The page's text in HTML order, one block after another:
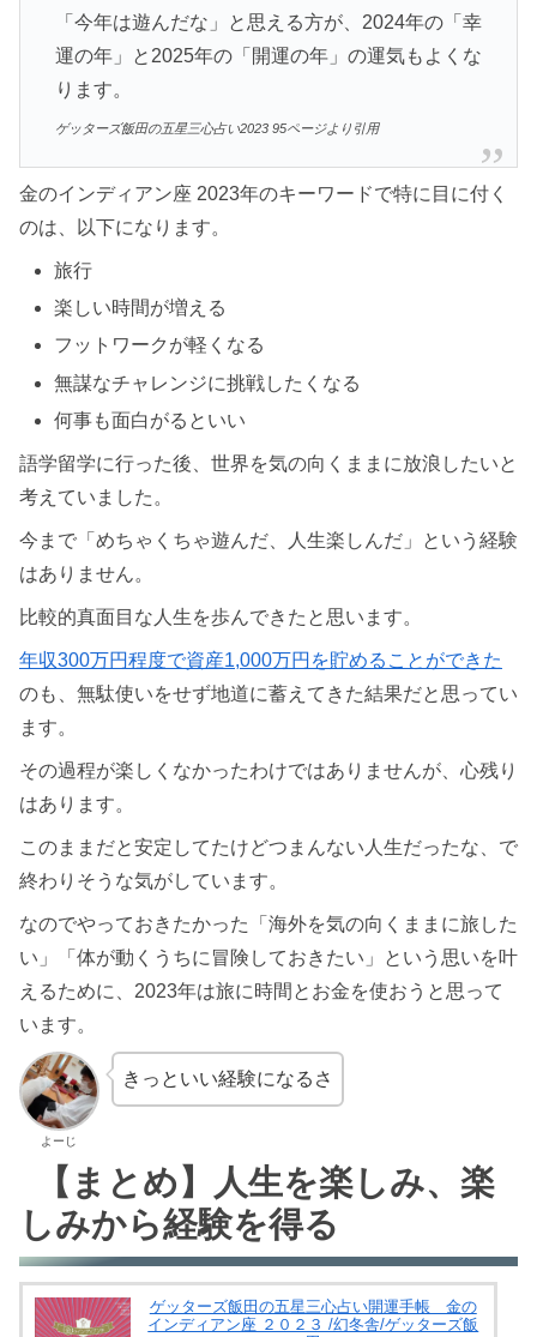
「今年は遊んだな」と思える方が、2024年の「幸
運の年」と2025年の「開運の年」の運気もよくな
ります。
ゲッターズ飯田の五星三心占い2023 95ページより引用
金のインディアン座 2023年のキーワードで特に目に付く
のは、以下になります。
旅行
楽しい時間が増える
フットワークが軽くなる
無謀なチャレンジに挑戦したくなる
何事も面白がるといい
語学留学に行った後、世界を気の向くままに放浪したいと
考えていました。
今まで「めちゃくちゃ遊んだ、人生楽しんだ」という経験
はありません。
比較的真面目な人生を歩んできたと思います。
年収300万円程度で資産1,000万円を貯めることができた
のも、無駄使いをせず地道に蓄えてきた結果だと思ってい
ます。
その過程が楽しくなかったわけではありませんが、心残り
はあります。
このままだと安定してたけどつまんない人生だったな、で
終わりそうな気がしています。
なのでやっておきたかった「海外を気の向くままに旅した
い」「体が動くうちに冒険しておきたい」という思いを叶
えるために、2023年は旅に時間とお金を使おうと思って
います。
よーじ
きっといい経験になるさ
【まとめ】人生を楽しみ、楽
しみから経験を得る
ゲッターズ飯田の五星三心占い開運手帳 金の
インディアン座 ２０２３ /幻冬舎/ゲッターズ飯